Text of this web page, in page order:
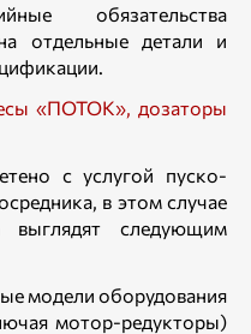
обязательства
отдельные детали и
«ПОТОК», дозаторы
с услугой пуско-
в этом случае
выглядят следующим
модели оборудования
мотор-редукторы)